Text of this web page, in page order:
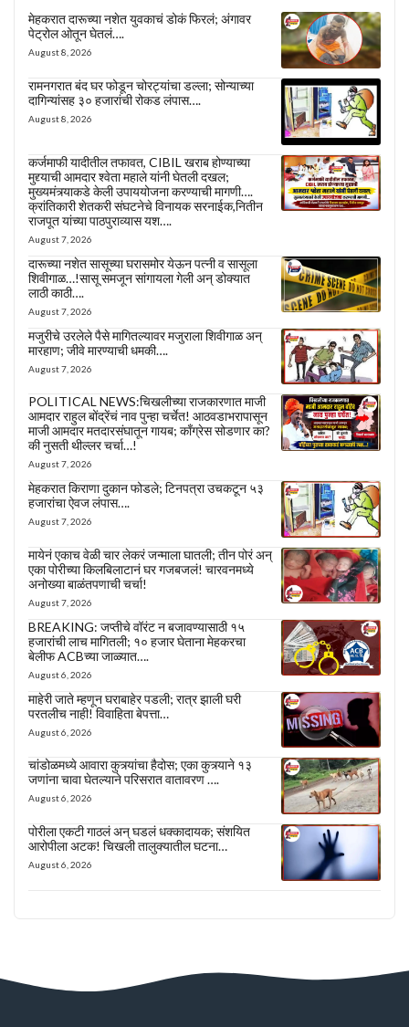
मेहकरात दारूच्या नशेत युवकाचं डोकं फिरलं; अंगावर
पेट्रोल ओतून घेतलं….
August 8, 2026
रामनगरात बंद घर फोडून चोरट्यांचा डल्ला; सोन्याच्या
दागिन्यांसह ३० हजारांची रोकड लंपास….
August 8, 2026
कर्जमाफी यादीतील तफावत, CIBIL खराब होण्याच्या
मुद्द्याची आमदार श्वेता महाले यांनी घेतली दखल;
मुख्यमंत्र्याकडे केली उपाययोजना करण्याची मागणी….
क्रांतिकारी शेतकरी संघटनेचे विनायक सरनाईक,नितीन
राजपूत यांच्या पाठपुराव्यास यश….
August 7, 2026
दारूच्या नशेत सासूच्या घरासमोर येऊन पत्नी व सासूला
शिवीगाळ…!सासू समजून सांगायला गेली अन् डोक्यात
लाठी काठी….
August 7, 2026
मजुरीचे उरलेले पैसे मागितल्यावर मजुराला शिवीगाळ अन्
मारहाण; जीवे मारण्याची धमकी….
August 7, 2026
POLITICAL NEWS:चिखलीच्या राजकारणात माजी
आमदार राहुल बोंद्रेंचं नाव पुन्हा चर्चेत! आठवडाभरापासून
माजी आमदार मतदारसंघातून गायब; काँग्रेस सोडणार का?
की नुसती थील्लर चर्चा…!
August 7, 2026
मेहकरात किराणा दुकान फोडले; टिनपत्रा उचकटून ५३
हजारांचा ऐवज लंपास….
August 7, 2026
मायेनं एकाच वेळी चार लेकरं जन्माला घातली; तीन पोरं अन्
एका पोरीच्या किलबिलाटानं घर गजबजलं! चारवनमध्ये
अनोख्या बाळंतपणाची चर्चा!
August 7, 2026
BREAKING: जप्तीचे वॉरंट न बजावण्यासाठी १५
हजारांची लाच मागितली; १० हजार घेताना मेहकरचा
बेलीफ ACBच्या जाळ्यात….
August 6, 2026
माहेरी जाते म्हणून घराबाहेर पडली; रात्र झाली घरी
परतलीच नाही! विवाहिता बेपत्ता…
August 6, 2026
चांडोळमध्ये आवारा कुत्र्यांचा हैदोस; एका कुत्र्याने १३
जणांना चावा घेतल्याने परिसरात वातावरण ….
August 6, 2026
पोरीला एकटी गाठलं अन् घडलं धक्कादायक; संशयित
आरोपीला अटक! चिखली तालुक्यातील घटना…
August 6, 2026